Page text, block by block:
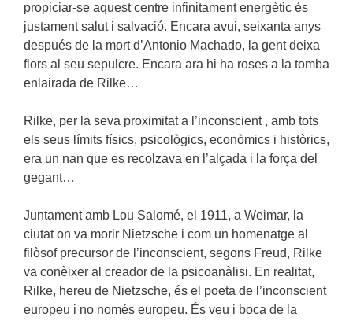
propiciar-se aquest centre infinitament energètic és
justament salut i salvació. Encara avui, seixanta anys
después de la mort d’Antonio Machado, la gent deixa
flors al seu sepulcre. Encara ara hi ha roses a la tomba
enlairada de Rilke…
Rilke, per la seva proximitat a l’inconscient , amb tots
els seus límits físics, psicològics, econòmics i històrics,
era un nan que es recolzava en l’alçada i la força del
gegant…
Juntament amb Lou Salomé, el 1911, a Weimar, la
ciutat on va morir Nietzsche i com un homenatge al
filòsof precursor de l’inconscient, segons Freud, Rilke
va conèixer al creador de la psicoanàlisi. En realitat,
Rilke, hereu de Nietzsche, és el poeta de l’inconscient
europeu i no només europeu. És veu i boca de la